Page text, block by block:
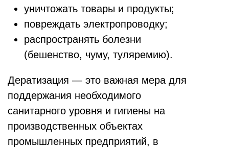
уничтожать товары и продукты;
повреждать электропроводку;
распространять болезни
(бешенство, чуму, туляремию).
Дератизация — это важная мера для
поддержания необходимого
санитарного уровня и гигиены на
производственных объектах
промышленных предприятий, в